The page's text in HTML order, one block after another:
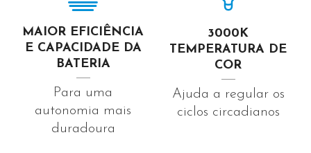
MAIOR EFICIÊNCIA
E CAPACIDADE DA
BATERIA
Para uma
autonomia mais
duradoura
3000K
TEMPERATURA DE
COR
Ajuda a regular os
ciclos circadianos